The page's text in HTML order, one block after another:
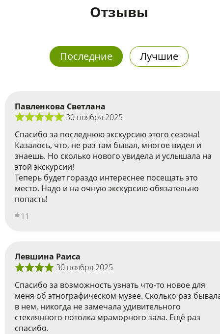
Отзывы
Последние Лучшие
Павленкова Светлана
30 ноября 2025
Спасибо за последнюю экскурсию этого сезона!
Казалось, что, не раз там бывал, многое видел и
знаешь. Но сколько нового увидела и услышала на
этой экскурсии!
Теперь будет гораздо интереснее посещать это
место. Надо и на очную экскурсию обязательно
попасть!
11
Левшина Раиса
30 ноября 2025
Спасибо за возможность узнать что-то новое для
меня об этнографическом музее. Сколько раз
в нем, никогда не замечала удивительного
стеклянного потолка мраморного зала. Ещё раз
спасибо.